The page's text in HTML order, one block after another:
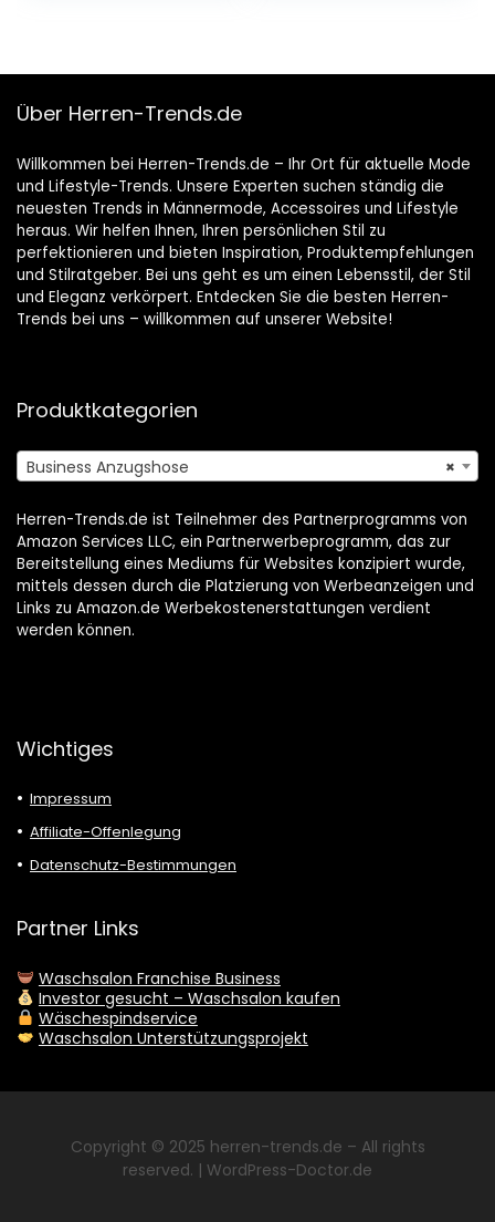
Über Herren-Trends.de
Willkommen bei Herren-Trends.de – Ihr Ort für aktuelle Mode
und Lifestyle-Trends. Unsere Experten suchen ständig die
neuesten Trends in Männermode, Accessoires und Lifestyle
heraus. Wir helfen Ihnen, Ihren persönlichen Stil zu
perfektionieren und bieten Inspiration, Produktempfehlungen
und Stilratgeber. Bei uns geht es um einen Lebensstil, der Stil
und Eleganz verkörpert. Entdecken Sie die besten Herren-
Trends bei uns – willkommen auf unserer Website!
Produktkategorien
×
Business Anzugshose
Herren-Trends.de ist Teilnehmer des Partnerprogramms von
Amazon Services LLC, ein Partnerwerbeprogramm, das zur
Bereitstellung eines Mediums für Websites konzipiert wurde,
mittels dessen durch die Platzierung von Werbeanzeigen und
Links zu Amazon.de Werbekostenerstattungen verdient
werden können.
Wichtiges
Impressum
Affiliate-Offenlegung
Datenschutz-Bestimmungen
Partner Links
Waschsalon Franchise Business
Investor gesucht – Waschsalon kaufen
Wäschespindservice
Waschsalon Unterstützungsprojekt
Copyright © 2025 herren-trends.de – All rights
reserved. | WordPress-Doctor.de